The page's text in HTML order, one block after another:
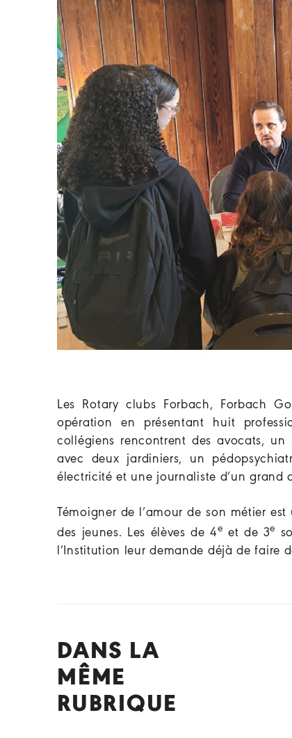
Les Rotary clubs Forbach, Forbach
opération en présentant huit
collégiens rencontrent des avocats,
avec deux jardiniers, un
électricité et une journaliste d’un grand
Témoigner de l’amour de son métier
des jeunes. Les élèves de 4e et de 3e
l’Institution leur demande déjà de faire
DANS LA
MÊME
RUBRIQUE